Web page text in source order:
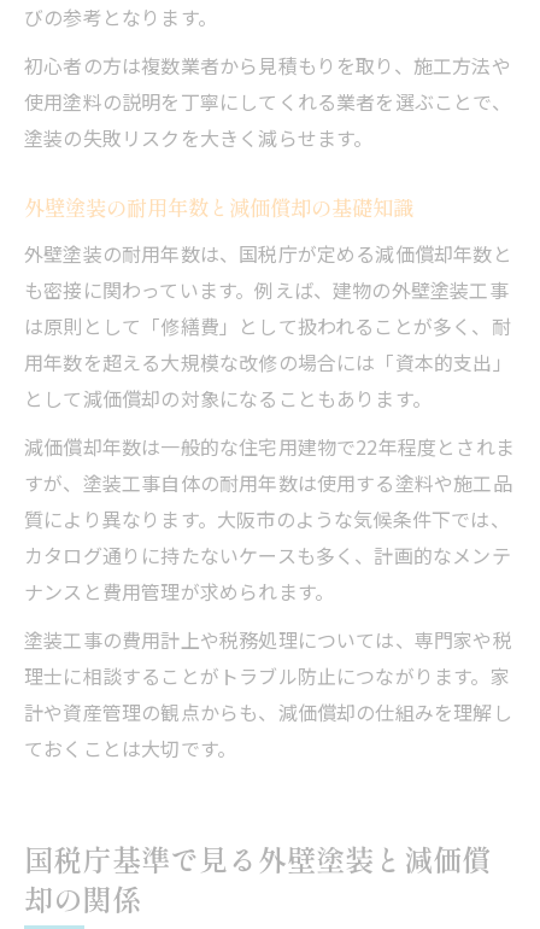
びの参考となります。
初心者の方は複数業者から見積もりを取り、施工方法や
使用塗料の説明を丁寧にしてくれる業者を選ぶことで、
塗装の失敗リスクを大きく減らせます。
外壁塗装の耐用年数と減価償却の基礎知識
外壁塗装の耐用年数は、国税庁が定める減価償却年数と
も密接に関わっています。例えば、建物の外壁塗装工事
は原則として「修繕費」として扱われることが多く、耐
用年数を超える大規模な改修の場合には「資本的支出」
として減価償却の対象になることもあります。
減価償却年数は一般的な住宅用建物で22年程度とされま
すが、塗装工事自体の耐用年数は使用する塗料や施工品
質により異なります。大阪市のような気候条件下では、
カタログ通りに持たないケースも多く、計画的なメンテ
ナンスと費用管理が求められます。
塗装工事の費用計上や税務処理については、専門家や税
理士に相談することがトラブル防止につながります。家
計や資産管理の観点からも、減価償却の仕組みを理解し
ておくことは大切です。
国税庁基準で見る外壁塗装と減価償
却の関係